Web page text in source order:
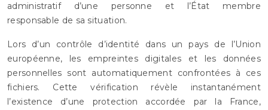
administratif d’une personne et l’État membre
responsable de sa situation.
Lors d’un contrôle d’identité dans un pays de l’Union
européenne, les empreintes digitales et les données
personnelles sont automatiquement confrontées à ces
fichiers. Cette vérification révèle instantanément
l’existence d’une protection accordée par la France,